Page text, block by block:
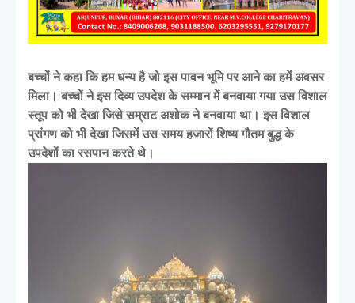
बच्चों ने कहा कि हम धन्य है जो इस पावन भूमि पर आने का हमें अवसर
मिला। बच्चों ने इस दिव्य उपदेश के सम्मान में बनवाया गया उस विशाल
स्तूप को भी देखा जिसे सम्राट अशोक ने बनवाया था। इस विशाल
प्रांगण को भी देखा जिसमें उस समय हजारों शिष्य गौतम बुद्ध के
उपदेशों का रसपान करते थे।